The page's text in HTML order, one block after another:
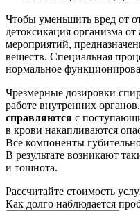
Чтобы уменьшить вред от
детоксикация организма
мероприятий,
веществ. Специальная
нормальное
Чрезмерные дозировки
работе внутренних органов.
справляются с
в крови накапливаются
Все компоненты
В результате возникают
и тошнота.
Рассчитайте стоимость
Как долго наблюдается